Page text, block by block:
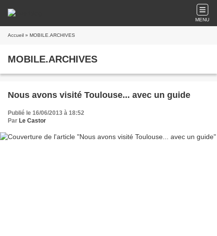
MENU
Accueil » MOBILE.ARCHIVES
MOBILE.ARCHIVES
Nous avons visité Toulouse... avec un guide
Publié le 16/06/2013 à 18:52
Par Le Castor